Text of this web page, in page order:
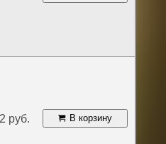
руб. В корзину